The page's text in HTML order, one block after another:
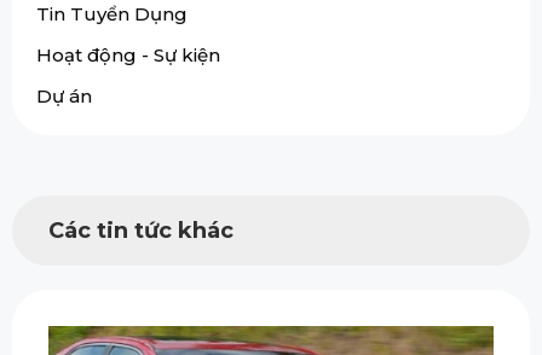
Tin Tuyển Dụng
Hoạt động - Sự kiện
Dự án
Các tin tức khác